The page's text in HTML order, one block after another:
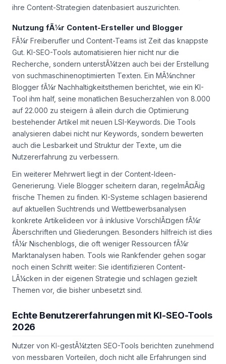
ihre Content-Strategien datenbasiert auszurichten.
Nutzung fÃ¼r Content-Ersteller und Blogger
FÃ¼r Freiberufler und Content-Teams ist Zeit das knappste
Gut. KI-SEO-Tools automatisieren hier nicht nur die
Recherche, sondern unterstÃ¼tzen auch bei der Erstellung
von suchmaschinenoptimierten Texten. Ein MÃ¼nchner
Blogger fÃ¼r Nachhaltigkeitsthemen berichtet, wie ein KI-
Tool ihm half, seine monatlichen Besucherzahlen von 8.000
auf 22.000 zu steigern â allein durch die Optimierung
bestehender Artikel mit neuen LSI-Keywords. Die Tools
analysieren dabei nicht nur Keywords, sondern bewerten
auch die Lesbarkeit und Struktur der Texte, um die
Nutzererfahrung zu verbessern.
Ein weiterer Mehrwert liegt in der Content-Ideen-
Generierung. Viele Blogger scheitern daran, regelmÃ¤Ãig
frische Themen zu finden. KI-Systeme schlagen basierend
auf aktuellen Suchtrends und Wettbewerbsanalysen
konkrete Artikelideen vor â inklusive VorschlÃ¤gen fÃ¼r
Ãberschriften und Gliederungen. Besonders hilfreich ist dies
fÃ¼r Nischenblogs, die oft weniger Ressourcen fÃ¼r
Marktanalysen haben. Tools wie Rankfender gehen sogar
noch einen Schritt weiter: Sie identifizieren Content-
LÃ¼cken in der eigenen Strategie und schlagen gezielt
Themen vor, die bisher unbesetzt sind.
Echte Benutzererfahrungen mit KI-SEO-Tools
2026
Nutzer von KI-gestÃ¼tzten SEO-Tools berichten zunehmend
von messbaren Vorteilen, doch nicht alle Erfahrungen sind